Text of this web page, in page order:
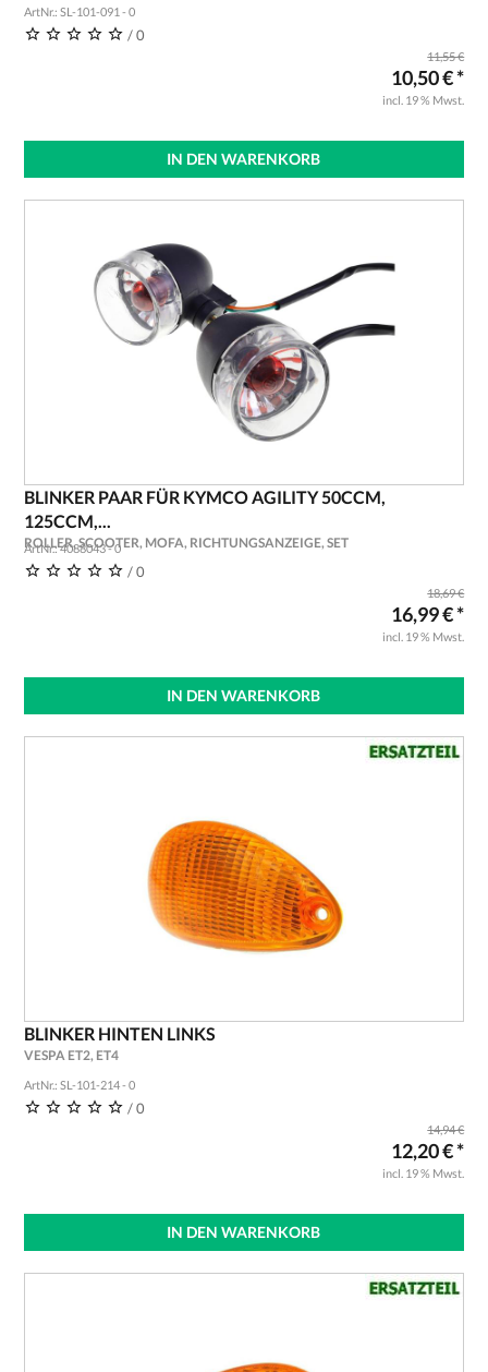
ArtNr.: SL-101-091 - 0
/ 0
11,55 €
10,50 € *
incl. 19 % Mwst.
IN DEN WARENKORB
BLINKER PAAR FÜR KYMCO AGILITY 50CCM,
125CCM,...
ROLLER, SCOOTER, MOFA, RICHTUNGSANZEIGE, SET
ArtNr.: 4088043 - 0
/ 0
18,69 €
16,99 € *
incl. 19 % Mwst.
IN DEN WARENKORB
BLINKER HINTEN LINKS
VESPA ET2, ET4
ArtNr.: SL-101-214 - 0
/ 0
14,94 €
12,20 € *
incl. 19 % Mwst.
IN DEN WARENKORB